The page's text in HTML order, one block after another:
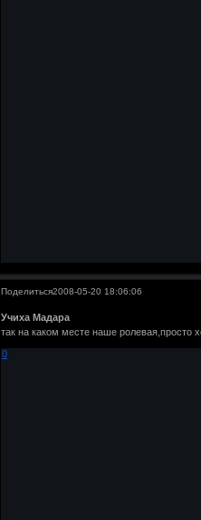
Поделиться2008-05-20 18:06:06
Учиха Мадара
так на каком месте наше ролевая,просто
0